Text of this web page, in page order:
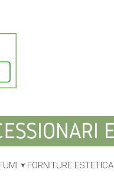
FORNITURE ESTETICA